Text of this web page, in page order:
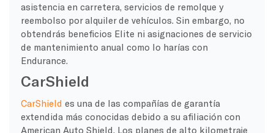
asistencia en carretera, servicios de remolque y
reembolso por alquiler de vehículos. Sin embargo, no
obtendrás beneficios Elite ni asignaciones de servicio
de mantenimiento anual como lo harías con
Endurance.
CarShield
CarShield es una de las compañías de garantía
extendida más conocidas debido a su afiliación con
American Auto Shield. Los planes de alto kilometraje